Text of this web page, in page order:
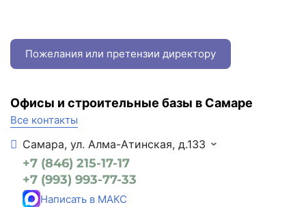
Пожелания или претензии директору
Офисы и строительные базы в Самаре
Все контакты
Самара, ул. Алма-Атинская, д.133
+7 (846) 215-17-17
+7 (993) 993-77-33
Написать в МАКС